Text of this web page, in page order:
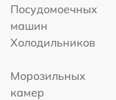
Посудомоечных
машин
Холодильников
Морозильных
камер